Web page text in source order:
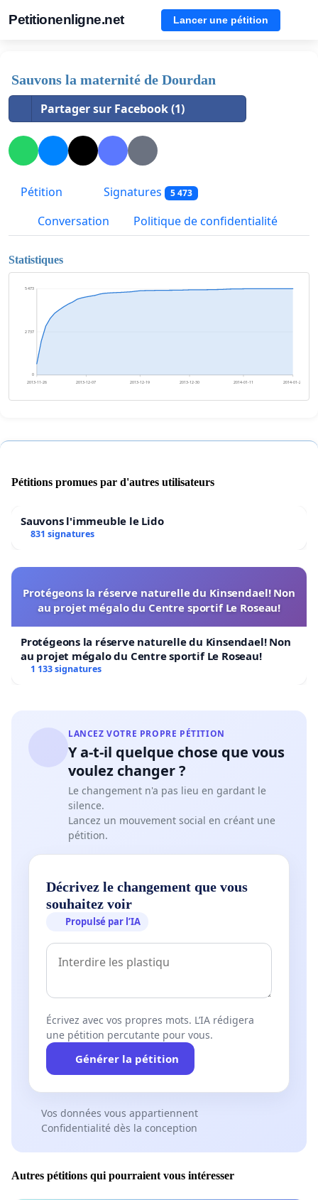
Petitionenligne.net Lancer une pétition
Sauvons la maternité de Dourdan
Partager sur Facebook (1)
Pétition Signatures 5 473
Conversation Politique de confidentialité
Statistiques
0
2 737
5 473
2013-11-26 2013-12-07 2013-12-19 2013-12-30 2014-01-11 2014-01-22
Pétitions promues par d'autres utilisateurs
Sauvons l'immeuble le Lido
831 signatures
Protégeons la réserve naturelle du Kinsendael! Non
au projet mégalo du Centre sportif Le Roseau!
Protégeons la réserve naturelle du Kinsendael! Non
au projet mégalo du Centre sportif Le Roseau!
1 133 signatures
LANCEZ VOTRE PROPRE PÉTITION
Y a-t-il quelque chose que vous
voulez changer ?
Le changement n'a pas lieu en gardant le
silence.
Lancez un mouvement social en créant une
pétition.
Décrivez le changement que vous
souhaitez voir
Propulsé par l’IA
Écrivez avec vos propres mots. L’IA rédigera
une pétition percutante pour vous.
Générer la pétition
Vos données vous appartiennent
Confidentialité dès la conception
Autres pétitions qui pourraient vous intéresser